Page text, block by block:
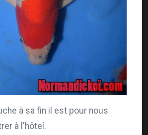
à sa fin il est pour nous
à l'hôtel.